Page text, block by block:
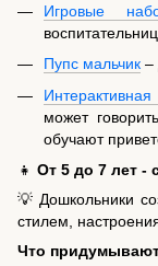
Игровые
Пупс мальчик –
может
обучают
👧 От 5 до 7 лет -
💡 Дошкольники
стилем,
Что